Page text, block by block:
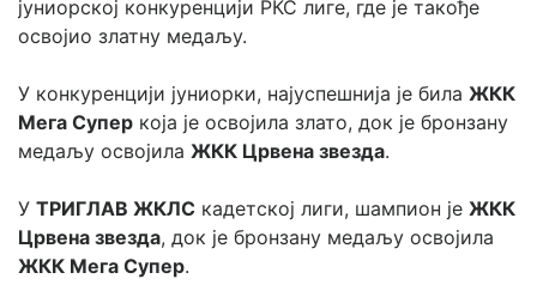
јуниорској конкуренцији РКС лиге, где је такође
освојио златну медаљу.
У конкуренцији јуниорки, најуспешнија је била ЖКК
Мега Супер која је освојила злато, док је бронзану
медаљу освојила ЖКК Црвена звезда.
У ТРИГЛАВ ЖКЛС кадетској лиги, шампион је ЖКК
Црвена звезда
ЖКК Мега Супер.